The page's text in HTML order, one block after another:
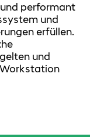
und performant
und
erfüllen.
und